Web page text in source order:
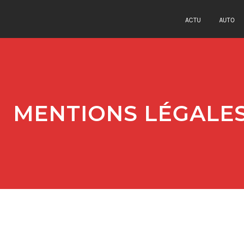
ACTU AUTO
MENTIONS